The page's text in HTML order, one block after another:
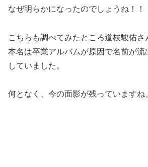
なぜ明らかになったのでしょうね！！
こちらも調べてみたところ道枝駿佑さ
本名は卒業アルバムが原因で名前が流
していました。
何となく、今の面影が残っていますね